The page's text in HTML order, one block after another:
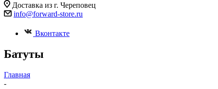
Доставка из г. Череповец
info@forward-store.ru
Вконтакте
Батуты
Главная
-